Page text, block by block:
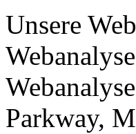
Unsere
Parkway,